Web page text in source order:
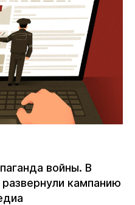
войны. В
кампанию